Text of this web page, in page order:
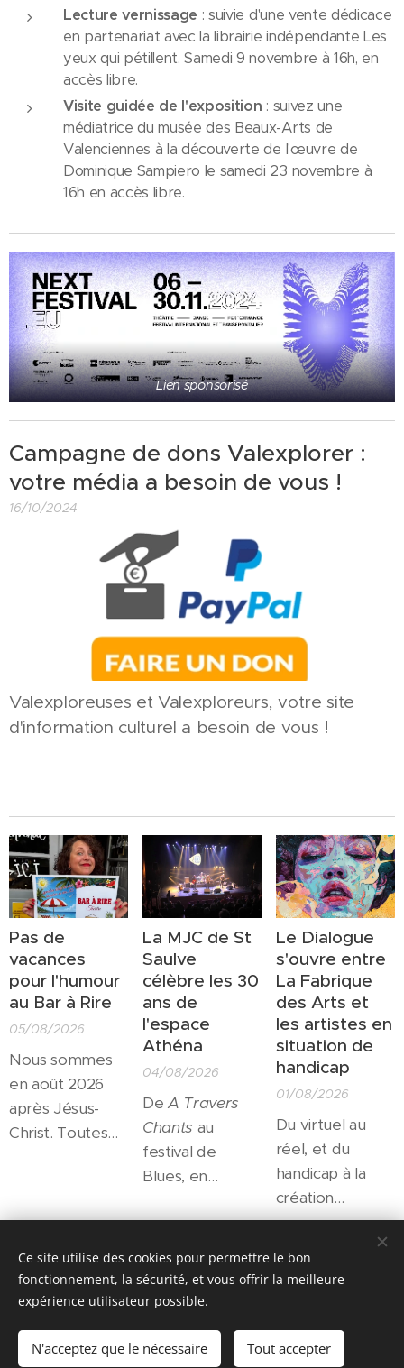
Lecture vernissage : suivie d'une vente dédicace
en partenariat avec la librairie indépendante Les
yeux qui pétillent. Samedi 9 novembre à 16h, en
accès libre.
Visite guidée de l'exposition : suivez une
médiatrice du musée des Beaux-Arts de
Valenciennes à la découverte de l'œuvre de
Dominique Sampiero le samedi 23 novembre à
16h en accès libre.
Lien sponsorisé
Campagne de dons Valexplorer :
votre média a besoin de vous !
16/10/2024
Valexploreuses et Valexploreurs, votre site
d'information culturel a besoin de vous !
Pas de
vacances
pour l'humour
au Bar à Rire
05/08/2026
Nous sommes
en août 2026
après Jésus-
Christ. Toutes
Non! Un petit
théâtre
d'irréductibles
actrices et
acteurs
La MJC de St
Saulve
célèbre les 30
ans de
l'espace
Athéna
04/08/2026
De A Travers
Chants au
festival de
Blues, en
résidences
d'artistes et le
soutien à la
création ou
public tout
Le Dialogue
s'ouvre entre
La Fabrique
des Arts et
les artistes en
situation de
handicap
01/08/2026
Du virtuel au
réel, et du
handicap à la
création
artistique, autant
de passerelles
qui trouveront
Denainà
Share
Optimisé par Webnode
Ce site utilise des cookies pour permettre le bon
fonctionnement, la sécurité, et vous offrir la meilleure
expérience utilisateur possible.
N'acceptez que le nécessaire Tout accepter